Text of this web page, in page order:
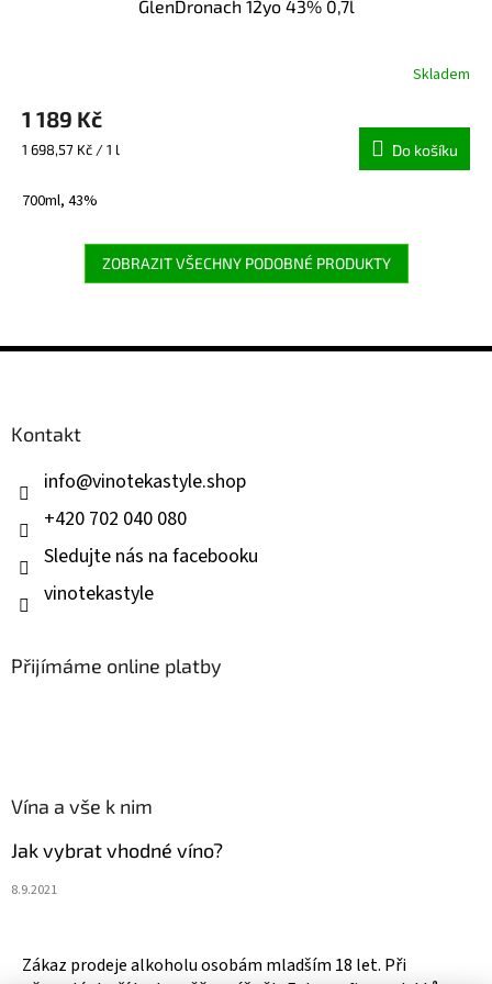
GlenDronach 12yo 43% 0,7l
Skladem
1 189 Kč
Měrná
1 698,57 Kč / 1 l Do košíku
700ml, 43%
ZOBRAZIT VŠECHNY PODOBNÉ PRODUKTY
Z
Kontakt
info@vinotekastyle.shop
+420 702 040 080
Sledujte nás na facebooku
vinotekastyle
Přijímáme online platby
Vína a vše k nim
Jak vybrat vhodné víno?
8.9.2021
Zákaz prodeje alkoholu osobám mladším 18 let. Při